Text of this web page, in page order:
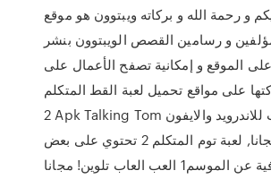
و رحمة الله و بركاته ويبتوون هو موقع
و رسامين القصص الويبتوون بنشر
الموقع و إمكانية تصفح الأعمال على
على مواقع تحميل لعبة القط المتكلم
2 Apk Talking Tom أخر تحديث للاندرويد والايفون
برابط مباشر مجانا, لعبة توم المتكلم 2 تحتوي على بعض
المزايا الإضافية عن الموسم1 العب العاب تلوين! مجانا